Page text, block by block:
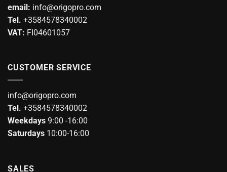
email: info@origopro.com
Tel. +3584578340002
VAT: FI04601057
CUSTOMER SERVICE
info@origopro.com
Tel. +3584578340002
Weekdays 9:00 -16:00
Saturdays 10:00-16:00
SALES